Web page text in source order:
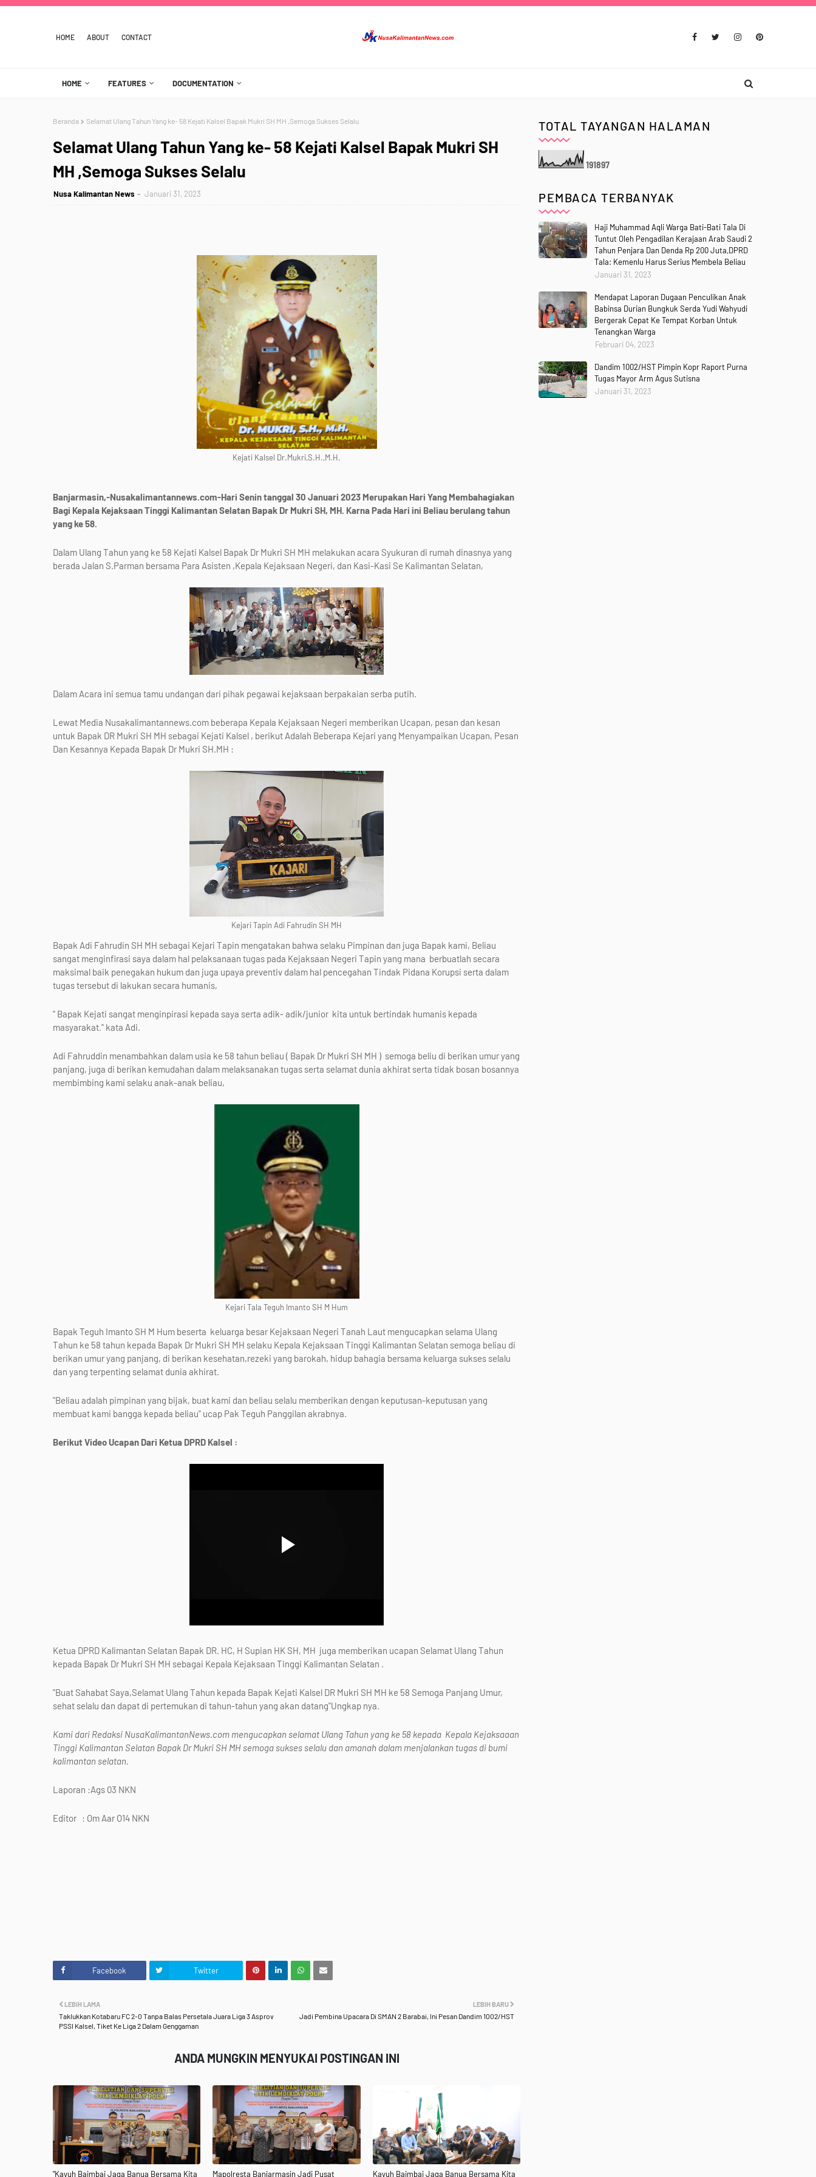
HOME ABOUT CONTACT
HOME FEATURES DOCUMENTATION
Beranda Selamat Ulang Tahun Yang ke- 58 Kejati Kalsel Bapak Mukri SH MH ,Semoga Sukses Selalu
Selamat Ulang Tahun Yang ke- 58 Kejati Kalsel Bapak Mukri SH
MH ,Semoga Sukses Selalu
Nusa Kalimantan News Januari 31, 2023
Kejati Kalsel Dr.Mukri,S.H.,M.H.
Banjarmasin,-Nusakalimantannews.com-Hari Senin tanggal 30 Januari 2023 Merupakan Hari Yang Membahagiakan
Bagi Kepala Kejaksaan Tinggi Kalimantan Selatan Bapak Dr Mukri SH, MH. Karna Pada Hari ini Beliau berulang tahun
yang ke 58.
Dalam Ulang Tahun yang ke 58 Kejati Kalsel Bapak Dr Mukri SH MH melakukan acara Syukuran di rumah dinasnya yang
berada Jalan S.Parman bersama Para Asisten ,Kepala Kejaksaan Negeri, dan Kasi-Kasi Se Kalimantan Selatan,
Dalam Acara ini semua tamu undangan dari pihak pegawai kejaksaan berpakaian serba putih.
Lewat Media Nusakalimantannews.com beberapa Kepala Kejaksaan Negeri memberikan Ucapan, pesan dan kesan
untuk Bapak DR Mukri SH MH sebagai Kejati Kalsel , berikut Adalah Beberapa Kejari yang Menyampaikan Ucapan, Pesan
Dan Kesannya Kepada Bapak Dr Mukri SH.MH :
Kejari Tapin Adi Fahrudin SH MH
Bapak Adi Fahrudin SH MH sebagai Kejari Tapin mengatakan bahwa selaku Pimpinan dan juga Bapak kami, Beliau
sangat menginfirasi saya dalam hal pelaksanaan tugas pada Kejaksaan Negeri Tapin yang mana berbuatlah secara
maksimal baik penegakan hukum dan juga upaya preventiv dalam hal pencegahan Tindak Pidana Korupsi serta dalam
tugas tersebut di lakukan secara humanis,
" Bapak Kejati sangat menginpirasi kepada saya serta adik- adik/junior kita untuk bertindak humanis kepada
masyarakat." kata Adi.
Adi Fahruddin menambahkan dalam usia ke 58 tahun beliau ( Bapak Dr Mukri SH MH ) semoga beliu di berikan umur yang
panjang, juga di berikan kemudahan dalam melaksanakan tugas serta selamat dunia akhirat serta tidak bosan bosannya
membimbing kami selaku anak-anak beliau,
Kejari Tala Teguh Imanto SH M Hum
Bapak Teguh Imanto SH M Hum beserta keluarga besar Kejaksaan Negeri Tanah Laut mengucapkan selama Ulang
Tahun ke 58 tahun kepada Bapak Dr Mukri SH MH selaku Kepala Kejaksaan Tinggi Kalimantan Selatan semoga beliau di
berikan umur yang panjang, di berikan kesehatan,rezeki yang barokah, hidup bahagia bersama keluarga sukses selalu
dan yang terpenting selamat dunia akhirat.
"Beliau adalah pimpinan yang bijak, buat kami dan beliau selalu memberikan dengan keputusan-keputusan yang
membuat kami bangga kepada beliau" ucap Pak Teguh Panggilan akrabnya.
Berikut Video Ucapan Dari Ketua DPRD Kalsel :
Ketua DPRD Kalimantan Selatan Bapak DR. HC, H Supian HK SH, MH juga memberikan ucapan Selamat Ulang Tahun
kepada Bapak Dr Mukri SH MH sebagai Kepala Kejaksaan Tinggi Kalimantan Selatan .
"Buat Sahabat Saya,Selamat Ulang Tahun kepada Bapak Kejati Kalsel DR Mukri SH MH ke 58 Semoga Panjang Umur,
sehat selalu dan dapat di pertemukan di tahun-tahun yang akan datang"Ungkap nya.
Kami dari Redaksi NusaKalimantanNews.com mengucapkan selamat Ulang Tahun yang ke 58 kepada Kepala Kejaksaaan
Tinggi Kalimantan Selatan Bapak Dr Mukri SH MH semoga sukses selalu dan amanah dalam menjalankan tugas di bumi
kalimantan selatan.
Laporan :Ags 03 NKN
Editor : Om Aar O14 NKN
Facebook Twitter
LEBIH BARU
Jadi Pembina Upacara Di SMAN 2 Barabai, Ini Pesan Dandim 1002/HST
LEBIH LAMA
Taklukkan Kotabaru FC 2-0 Tanpa Balas Persetala Juara Liga 3 Asprov
PSSI Kalsel, Tiket Ke Liga 2 Dalam Genggaman
ANDA MUNGKIN MENYUKAI POSTINGAN INI
"Kayuh Baimbai Jaga Banua Bersama Kita Mapolresta Banjarmasin Jadi Pusat Kayuh Baimbai Jaga Banua Bersama Kita
TOTAL TAYANGAN HALAMAN
191897
PEMBACA TERBANYAK
Haji Muhammad Aqli Warga Bati-Bati Tala Di
Tuntut Oleh Pengadilan Kerajaan Arab Saudi 2
Tahun Penjara Dan Denda Rp 200 Juta,DPRD
Tala: Kemenlu Harus Serius Membela Beliau
Januari 31, 2023
Mendapat Laporan Dugaan Penculikan Anak
Babinsa Durian Bungkuk Serda Yudi Wahyudi
Bergerak Cepat Ke Tempat Korban Untuk
Tenangkan Warga
Februari 04, 2023
Dandim 1002/HST Pimpin Kopr Raport Purna
Tugas Mayor Arm Agus Sutisna
Januari 31, 2023